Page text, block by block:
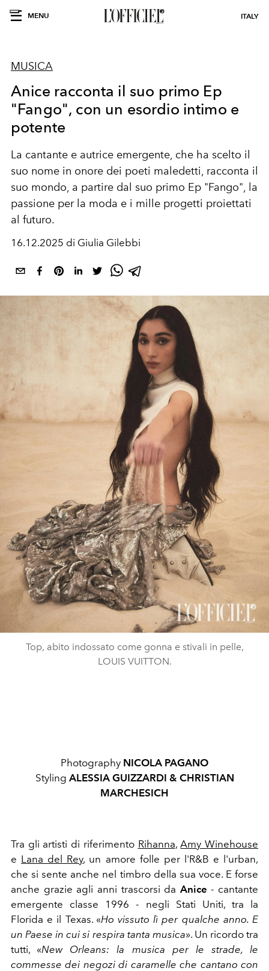
MENU ITALY
MUSICA
Anice racconta il suo primo Ep
"Fango", con un esordio intimo e
potente
La cantante e autrice emergente, che ha scelto il
suo nome in onore dei poeti maledetti, racconta il
suo mondo, a partire dal suo primo Ep "Fango", la
passione per la moda e i mille progetti proiettati
al futuro.
16.12.2025 di Giulia Gilebbi
Top, abito indossato come gonna e stivali in pelle,
LOUIS VUITTON.
Photography NICOLA PAGANO
Styling ALESSIA GUIZZARDI & CHRISTIAN
MARCHESICH
Tra gli artisti di riferimento Rihanna,Amy Winehouse
e Lana del Rey, un amore folle per l'R&B e l'urban,
che si sente anche nel timbro della sua voce. E forse
anche grazie agli anni trascorsi da Anice - cantante
emergente classe 1996 - negli Stati Uniti, tra la
Florida e il Texas. «Ho vissuto lì per qualche anno. E
un Paese in cui si respira tanta musica». Un ricordo tra
tutti, «New Orleans: la musica per le strade, le
commesse dei negozi di caramelle che cantano con